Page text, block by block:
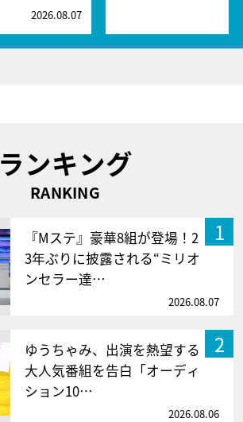
2026.08.07
ランキング
RANKING
1
『Mステ』豪華8組が登場！2
3年ぶりに披露される“ミリオ
ンセラー達…
2026.08.07
2
ゆうちゃみ、出演を熱望する
大人気番組を告白「オーディ
ション10…
2026.08.06